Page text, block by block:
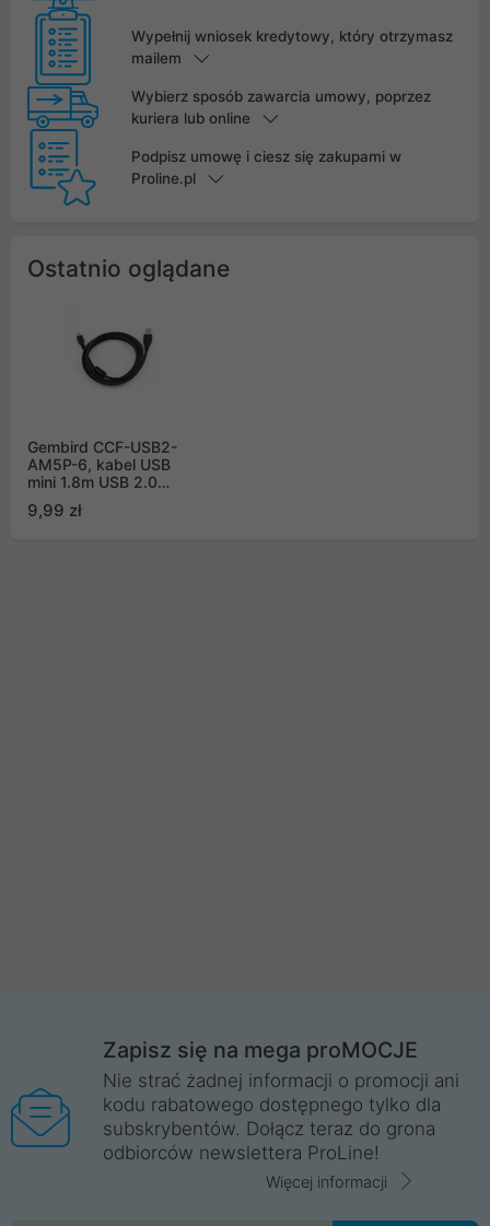
Wypełnij wniosek kredytowy, który otrzymasz
mailem
Wybierz sposób zawarcia umowy, poprzez
kuriera lub online
Podpisz umowę i ciesz się zakupami w
Proline.pl
Ostatnio oglądane
Gembird CCF-USB2-
AM5P-6, kabel USB
mini 1.8m USB 2.0
9,99 zł
Zapisz się na mega proMOCJE
Nie strać żadnej informacji o promocji ani
kodu rabatowego dostępnego tylko dla
subskrybentów. Dołącz teraz do grona
odbiorców newslettera ProLine!
Więcej informacji